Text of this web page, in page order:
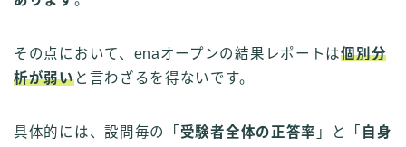
その点において、enaオープンの結果レポートは個別分
析が弱いと言わざるを得ないです。
具体的には、設問毎の「 受験者全体の正答率 」と「 自身